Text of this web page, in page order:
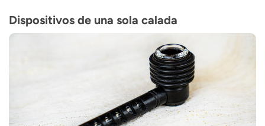
Dispositivos de una sola calada